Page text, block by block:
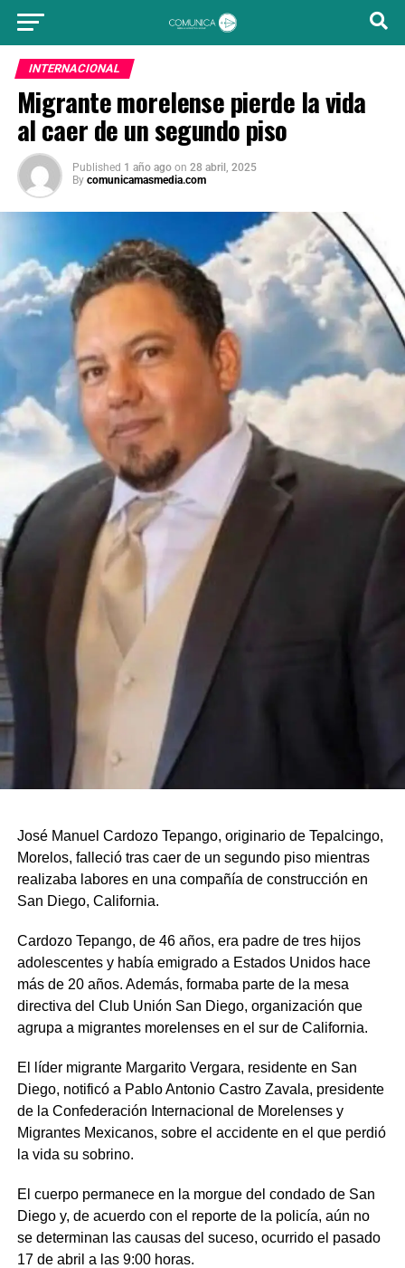
INTERNACIONAL
Migrante morelense pierde la vida
al caer de un segundo piso
Published 1 año ago on 28 abril, 2025
By comunicamasmedia.com
José Manuel Cardozo Tepango, originario de Tepalcingo,
Morelos, falleció tras caer de un segundo piso mientras
realizaba labores en una compañía de construcción en
San Diego, California.
Cardozo Tepango, de 46 años, era padre de tres hijos
adolescentes y había emigrado a Estados Unidos hace
más de 20 años. Además, formaba parte de la mesa
directiva del Club Unión San Diego, organización que
agrupa a migrantes morelenses en el sur de California.
El líder migrante Margarito Vergara, residente en San
Diego, notificó a Pablo Antonio Castro Zavala, presidente
de la Confederación Internacional de Morelenses y
Migrantes Mexicanos, sobre el accidente en el que perdió
la vida su sobrino.
El cuerpo permanece en la morgue del condado de San
Diego y, de acuerdo con el reporte de la policía, aún no
se determinan las causas del suceso, ocurrido el pasado
17 de abril a las 9:00 horas.